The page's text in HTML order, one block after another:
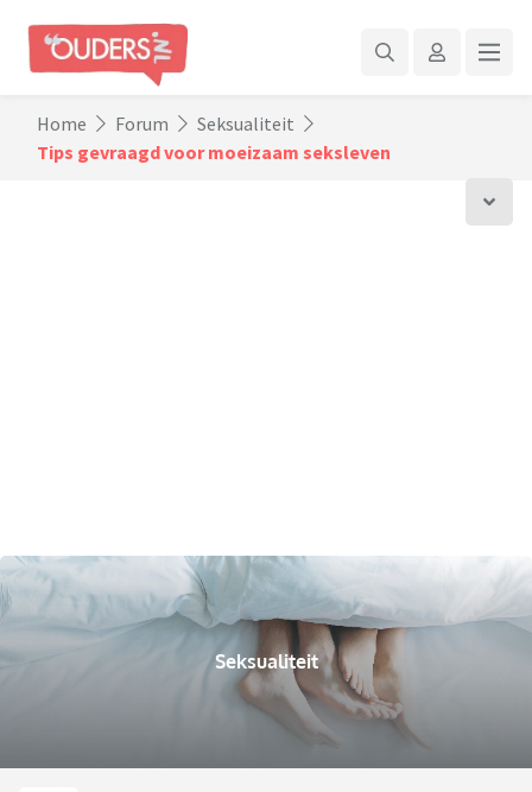
Home Forum
Seksualiteit
Tips gevraagd voor moeizaam seksleven
Seksualiteit